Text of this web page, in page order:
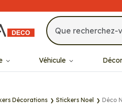
MPA Déco
Véhicule
Décorations Stickers Noel Déco